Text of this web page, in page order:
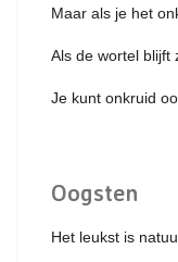
Maar als je het
Als de wortel blijft
Je kunt onkruid
Oogsten
Het leukst is